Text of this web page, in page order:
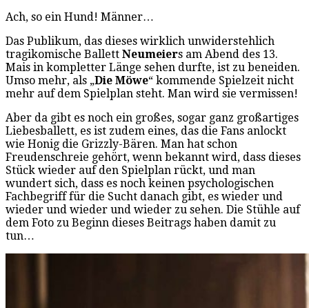
Ach, so ein Hund! Männer…
Das Publikum, das dieses wirklich unwiderstehlich
tragikomische Ballett Neumeiers am Abend des 13.
Mais in kompletter Länge sehen durfte, ist zu beneiden.
Umso mehr, als „Die Möwe“ kommende Spielzeit nicht
mehr auf dem Spielplan steht. Man wird sie vermissen!
Aber da gibt es noch ein großes, sogar ganz großartiges
Liebesballett, es ist zudem eines, das die Fans anlockt
wie Honig die Grizzly-Bären. Man hat schon
Freudenschreie gehört, wenn bekannt wird, dass dieses
Stück wieder auf den Spielplan rückt, und man
wundert sich, dass es noch keinen psychologischen
Fachbegriff für die Sucht danach gibt, es wieder und
wieder und wieder und wieder zu sehen. Die Stühle auf
dem Foto zu Beginn dieses Beitrags haben damit zu
tun…